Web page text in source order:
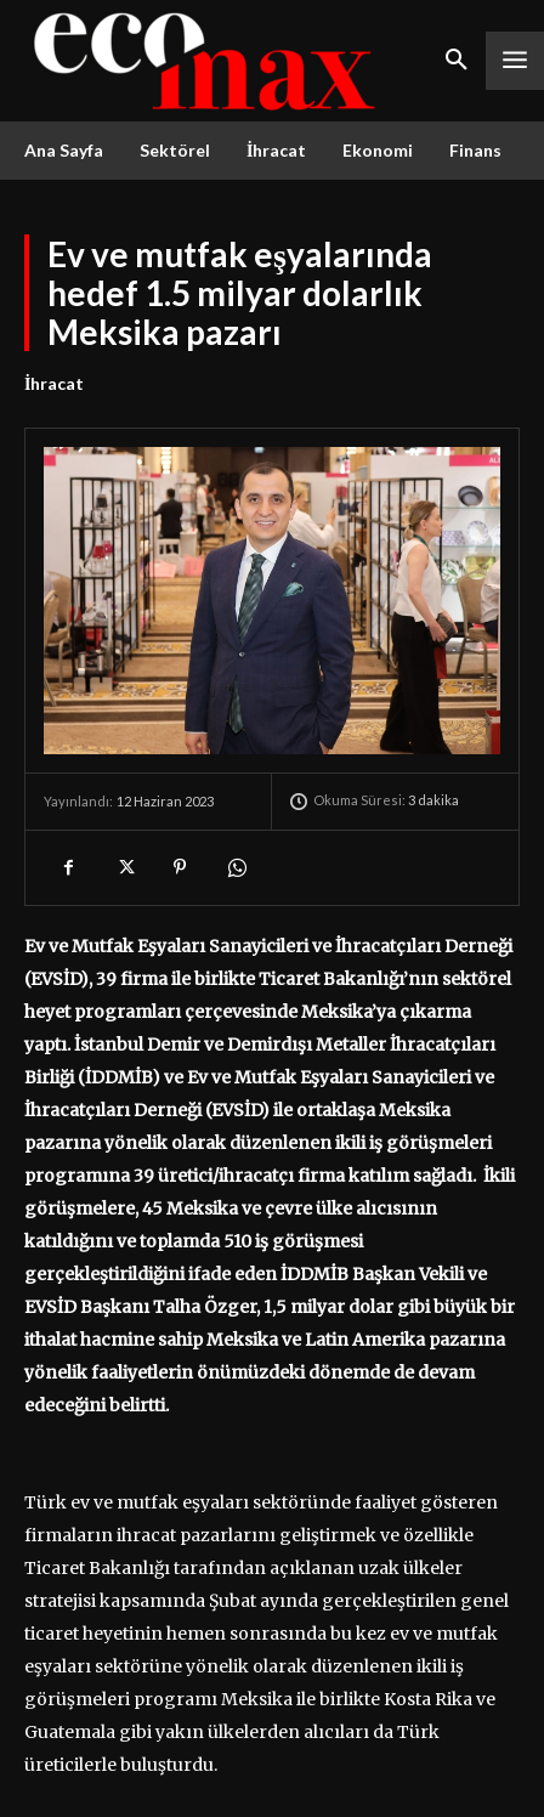
Ana Sayfa Sektörel İhracat Ekonomi Finans
Ev ve mutfak eşyalarında
hedef 1.5 milyar dolarlık
Meksika pazarı
İhracat
Yayınlandı: 12 Haziran 2023 Okuma Süresi: 3 dakika
Ev ve Mutfak Eşyaları Sanayicileri ve İhracatçıları Derneği
(EVSİD), 39 firma ile birlikte Ticaret Bakanlığı’nın sektörel
heyet programları çerçevesinde Meksika’ya çıkarma
yaptı. İstanbul Demir ve Demirdışı Metaller İhracatçıları
Birliği (İDDMİB) ve Ev ve Mutfak Eşyaları Sanayicileri ve
İhracatçıları Derneği (EVSİD) ile ortaklaşa Meksika
pazarına yönelik olarak düzenlenen ikili iş görüşmeleri
programına 39 üretici/ihracatçı firma katılım sağladı. İkili
görüşmelere, 45 Meksika ve çevre ülke alıcısının
katıldığını ve toplamda 510 iş görüşmesi
gerçekleştirildiğini ifade eden İDDMİB Başkan Vekili ve
EVSİD Başkanı Talha Özger, 1,5 milyar dolar gibi büyük bir
ithalat hacmine sahip Meksika ve Latin Amerika pazarına
yönelik faaliyetlerin önümüzdeki dönemde de devam
edeceğini belirtti.
Türk ev ve mutfak eşyaları sektöründe faaliyet gösteren
firmaların ihracat pazarlarını geliştirmek ve özellikle
Ticaret Bakanlığı tarafından açıklanan uzak ülkeler
stratejisi kapsamında Şubat ayında gerçekleştirilen genel
ticaret heyetinin hemen sonrasında bu kez ev ve mutfak
eşyaları sektörüne yönelik olarak düzenlenen ikili iş
görüşmeleri programı Meksika ile birlikte Kosta Rika ve
Guatemala gibi yakın ülkelerden alıcıları da Türk
üreticilerle buluşturdu.